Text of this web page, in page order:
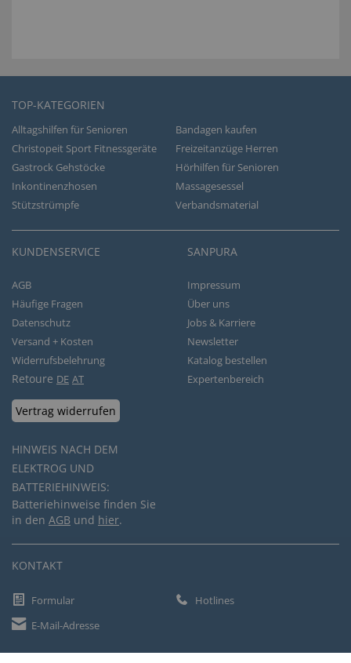
TOP-KATEGORIEN
Alltagshilfen für Senioren
Bandagen kaufen
Christopeit Sport Fitnessgeräte
Freizeitanzüge Herren
Gastrock Gehstöcke
Hörhilfen für Senioren
Inkontinenzhosen
Massagesessel
Stützstrümpfe
Verbandsmaterial
KUNDENSERVICE
AGB
Häufige Fragen
Datenschutz
Versand + Kosten
Widerrufsbelehrung
Retoure DE AT
Vertrag widerrufen
HINWEIS NACH DEM
ELEKTROG UND
BATTERIEHINWEIS:
Batteriehinweise finden Sie
in den AGB und hier.
SANPURA
Impressum
Über uns
Jobs & Karriere
Newsletter
Katalog bestellen
Expertenbereich
KONTAKT
Formular
Hotlines
E-Mail-Adresse